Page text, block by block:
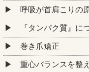
呼吸が首肩こりの
『タンパク質』に
巻き爪矯正
重心バランスを整